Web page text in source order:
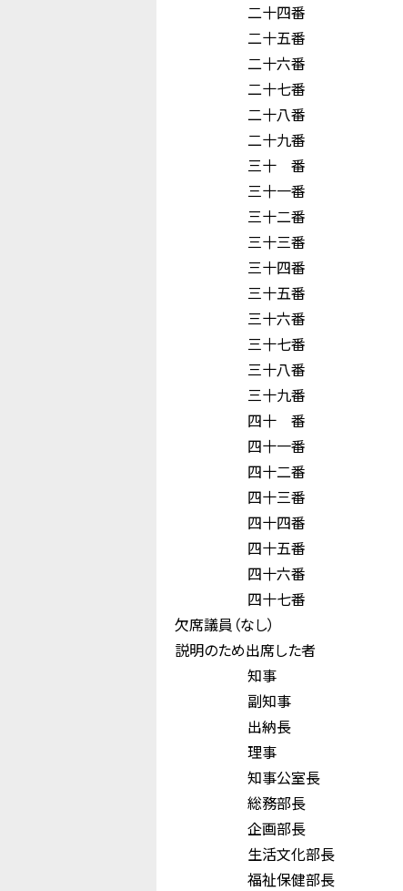
二十四
二十五番
二十六番
二十七番
二十八番
二十九番
三十 番 向
三十一番
三十二番
三十三番
三十四
三十五
三十六番
三十七番
三十八番
三十九番
四十 番
四十一番
四十二
四十三番
四十四番
四十五番
四十六番 村
四十七番
欠席議員（なし）
説明のため出席した者
知事
副知事
出納長
理事 藤
知事公室長
総務部長
企画部
生活文化
福祉保健